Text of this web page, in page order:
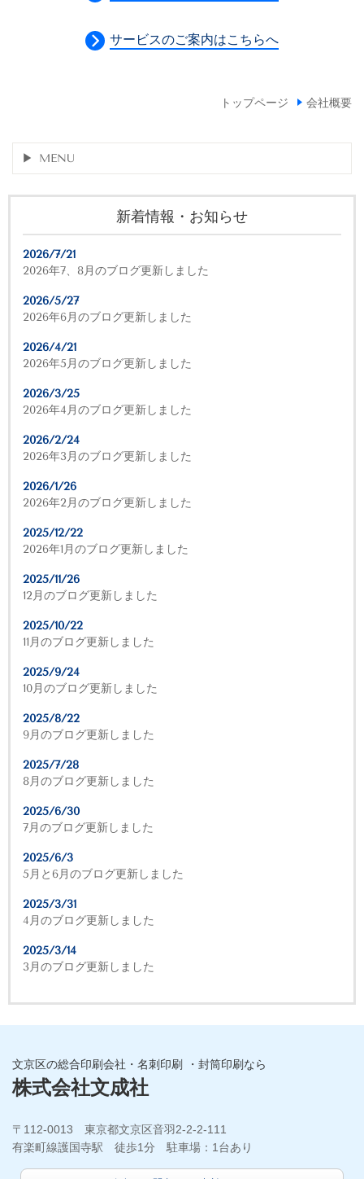
サービスのご案内はこちらへ
トップページ 会社概要
MENU
新着情報・お知らせ
2026/7/21
2026年7、8月のブログ更新しました
2026/5/27
2026年6月のブログ更新しました
2026/4/21
2026年5月のブログ更新しました
2026/3/25
2026年4月のブログ更新しました
2026/2/24
2026年3月のブログ更新しました
2026/1/26
2026年2月のブログ更新しました
2025/12/22
2026年1月のブログ更新しました
2025/11/26
12月のブログ更新しました
2025/10/22
11月のブログ更新しました
2025/9/24
10月のブログ更新しました
2025/8/22
9月のブログ更新しました
2025/7/28
8月のブログ更新しました
2025/6/30
7月のブログ更新しました
2025/6/3
5月と6月のブログ更新しました
2025/3/31
4月のブログ更新しました
2025/3/14
3月のブログ更新しました
文京区の総合印刷会社・名刺印刷 ・封筒印刷なら
株式会社文成社
〒112-0013 東京都文京区音羽2-2-2-111
有楽町線護国寺駅 徒歩1分 駐車場：1台あり